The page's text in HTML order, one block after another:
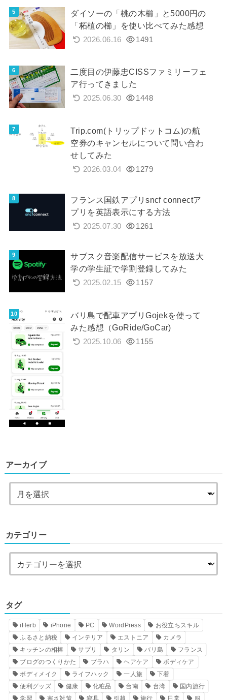
ダイソーの「桃の木櫛」と5000円の
「柘植の櫛」を使い比べてみた感想
2026.06.16 1491
二度目の伊藤忠CISSファミリーフェ
ア行ってきました
2025.06.30 1448
Trip.com(トリップドットコム)の航
空券のキャンセルについて問い合わ
せしてみた
2026.03.04 1279
フランス国鉄アプリsncf connectア
プリを英語表示にする方法
2025.07.30 1261
サブスク音楽配信サービスを放送大
学の学生証で学割登録してみた
2025.02.15 1157
バリ島で配車アプリGojekを使って
みた感想（GoRide/GoCar)
2025.10.06 1155
アーカイブ
カテゴリー
タグ
iHerb iPhone PC WordPress
お役立ちスキル
ふるさと納税
インテリア エストニア
カメラ
キッチンの相棒
サプリ タリン バリ島
フランス
ブログのつくりかた
プラハ ヘアケア
ボディケア
ボディメイク
ライフハック 一人旅
下着
便利グッズ
健康 化粧品 台南 台湾
国内旅行
学習
寒さ対策 寝具 引越 旅行 日常 服